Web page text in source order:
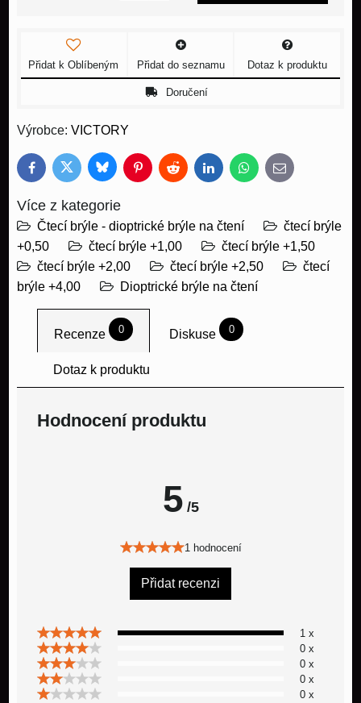
Přidat k Oblíbeným Přidat do seznamu Dotaz k produktu
Doručení
Výrobce: VICTORY
FacebookTwitter BlueskyPinterestReddit LinkedInWhatsApp
E-
mail
Více z kategorie
Čtecí brýle - dioptrické brýle na čtení
čtecí brýle
+0,50
čtecí brýle +1,00
čtecí brýle +1,50
čtecí brýle +2,00
čtecí brýle +2,50
čtecí
brýle +4,00
Dioptrické brýle na čtení
Recenze 0 Diskuse 0
Dotaz k produktu
Hodnocení produktu
5 /5
1 hodnocení
Přidat recenzi
1 x
0 x
0 x
0 x
0 x